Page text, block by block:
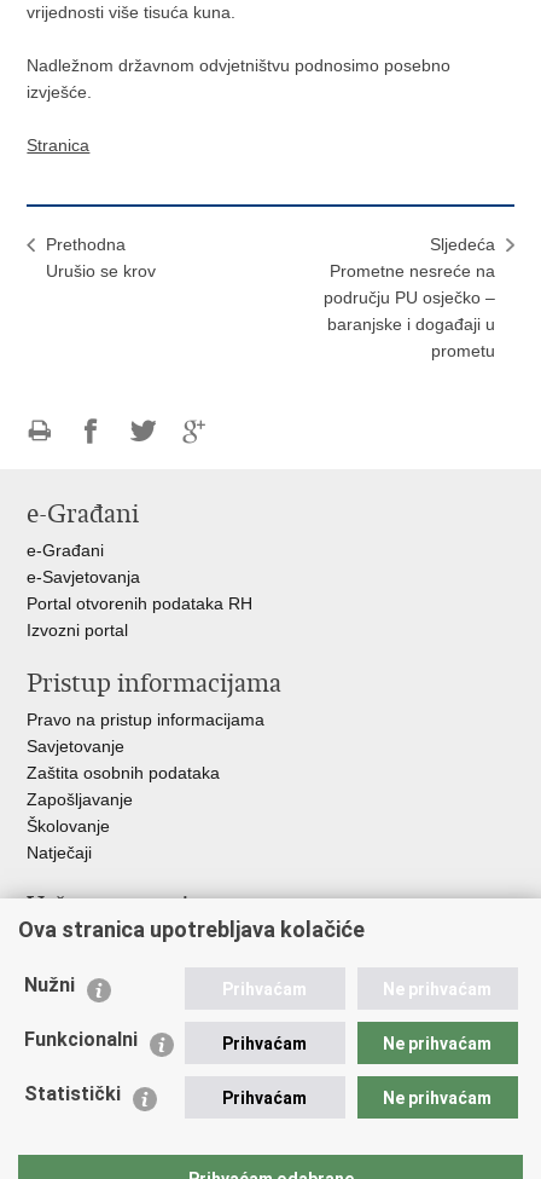
vrijednosti više tisuća kuna.
Nadležnom državnom odvjetništvu podnosimo posebno
izvješće.
Stranica
Prethodna
Urušio se krov
Sljedeća
Prometne nesreće na
području PU osječko –
baranjske i događaji u
prometu
FacebookuTwitteru
e-Građani
e-Građani
e-Savjetovanja
Portal otvorenih podataka RH
Izvozni portal
Pristup informacijama
Pravo na pristup informacijama
Savjetovanje
Zaštita osobnih podataka
Zapošljavanje
Školovanje
Natječaji
Važne poveznice
Ministarstvo unutarnjih poslova
Udruge
Policijska akademija
Zaklada policijske solidarnosti
Vučetić"
Ova stranica upotrebljava kolačiće
Nužni Prihvaćam Ne prihvaćam
Funkcionalni Prihvaćam Ne prihvaćam
Statistički Prihvaćam Ne prihvaćam